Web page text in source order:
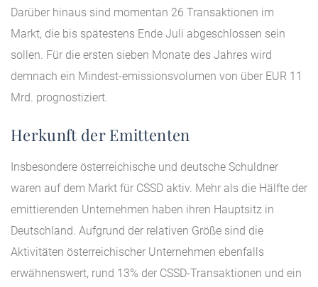
Darüber hinaus sind momentan 26 Transaktionen im
Markt, die bis spätestens Ende Juli abgeschlossen sein
sollen. Für die ersten sieben Monate des Jahres wird
demnach ein Mindest-emissionsvolumen von über EUR 11
Mrd. prognostiziert.
Herkunft der Emittenten
Insbesondere österreichische und deutsche Schuldner
waren auf dem Markt für CSSD aktiv. Mehr als die Hälfte der
emittierenden Unternehmen haben ihren Hauptsitz in
Deutschland. Aufgrund der relativen Größe sind die
Aktivitäten österreichischer Unternehmen ebenfalls
erwähnenswert, rund 13% der CSSD-Transaktionen und ein